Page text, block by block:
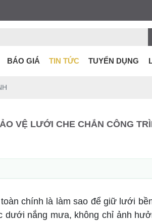
BÁO GIÁ TIN TỨC TUYỂN DỤNG
VỆ LƯỚI CHE CHẮN CÔNG
chính là làm sao để giữ lưới
nắng mưa, không chỉ ảnh